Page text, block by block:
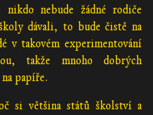
nikdo nebude žádné rodiče
dávali, to bude čistě na
v takovém experimentování
takže mnoho dobrých
papíře.
si většina států školství a